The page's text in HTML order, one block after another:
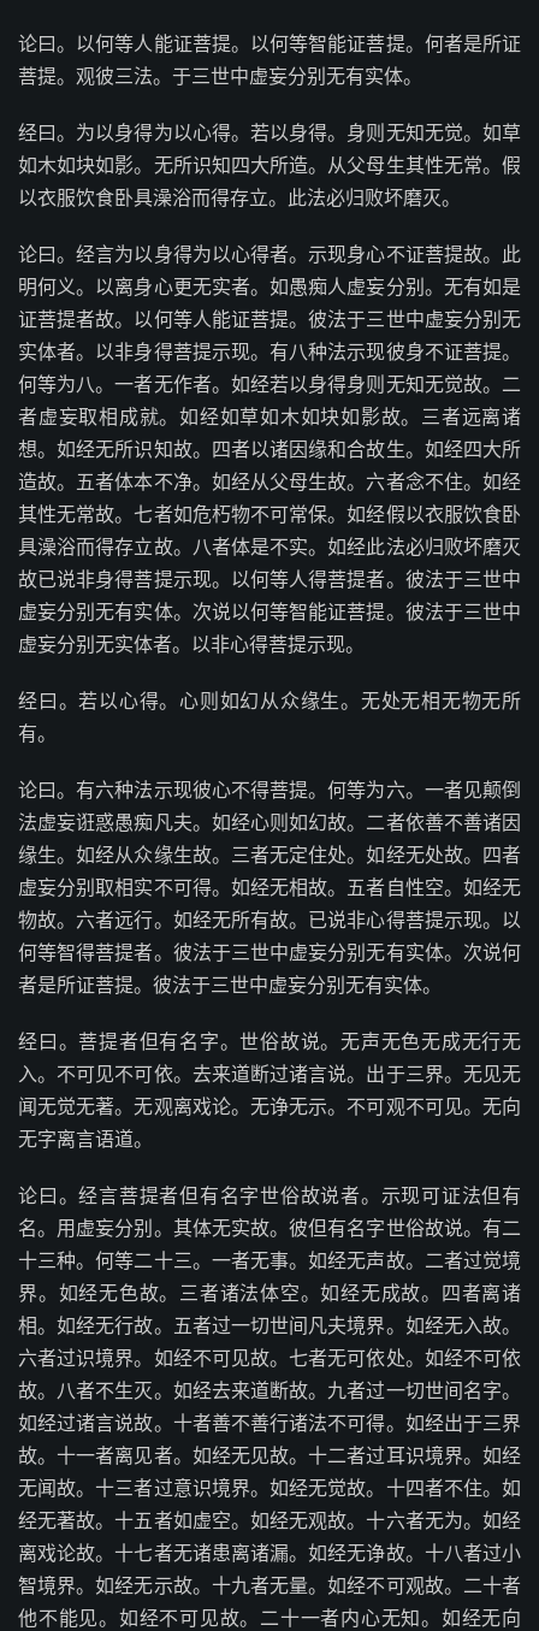
论曰。以何等人能证菩提。以何等智能证菩提。何者是所证
菩提。观彼三法。于三世中虚妄分别无有实体。
经曰。为以身得为以心得。若以身得。身则无知无觉。如草
如木如块如影。无所识知四大所造。从父母生其性无常。假
以衣服饮食卧具澡浴而得存立。此法必归败坏磨灭。
论曰。经言为以身得为以心得者。示现身心不证菩提故。此
明何义。以离身心更无实者。如愚痴人虚妄分别。无有如是
证菩提者故。以何等人能证菩提。彼法于三世中虚妄分别无
实体者。以非身得菩提示现。有八种法示现彼身不证菩提。
何等为八。一者无作者。如经若以身得身则无知无觉故。二
者虚妄取相成就。如经如草如木如块如影故。三者远离诸
想。如经无所识知故。四者以诸因缘和合故生。如经四大所
造故。五者体本不净。如经从父母生故。六者念不住。如经
其性无常故。七者如危朽物不可常保。如经假以衣服饮食卧
具澡浴而得存立故。八者体是不实。如经此法必归败坏磨灭
故已说非身得菩提示现。以何等人得菩提者。彼法于三世中
虚妄分别无有实体。次说以何等智能证菩提。彼法于三世中
虚妄分别无实体者。以非心得菩提示现。
经曰。若以心得。心则如幻从众缘生。无处无相无物无所
有。
论曰。有六种法示现彼心不得菩提。何等为六。一者见颠倒
法虚妄诳惑愚痴凡夫。如经心则如幻故。二者依善不善诸因
缘生。如经从众缘生故。三者无定住处。如经无处故。四者
虚妄分别取相实不可得。如经无相故。五者自性空。如经无
物故。六者远行。如经无所有故。已说非心得菩提示现。以
何等智得菩提者。彼法于三世中虚妄分别无有实体。次说何
者是所证菩提。彼法于三世中虚妄分别无有实体。
经曰。菩提者但有名字。世俗故说。无声无色无成无行无
入。不可见不可依。去来道断过诸言说。出于三界。无见无
闻无觉无著。无观离戏论。无诤无示。不可观不可见。无向
无字离言语道。
论曰。经言菩提者但有名字世俗故说者。示现可证法但有
名。用虚妄分别。其体无实故。彼但有名字世俗故说。有二
十三种。何等二十三。一者无事。如经无声故。二者过觉境
界。如经无色故。三者诸法体空。如经无成故。四者离诸
相。如经无行故。五者过一切世间凡夫境界。如经无入故。
六者过识境界。如经不可见故。七者无可依处。如经不可依
故。八者不生灭。如经去来道断故。九者过一切世间名字。
如经过诸言说故。十者善不善行诸法不可得。如经出于三界
故。十一者离见者。如经无见故。十二者过耳识境界。如经
无闻故。十三者过意识境界。如经无觉故。十四者不住。如
经无著故。十五者如虚空。如经无观故。十六者无为。如经
离戏论故。十七者无诸患离诸漏。如经无诤故。十八者过小
智境界。如经无示故。十九者无量。如经不可观故。二十者
他不能见。如经不可见故。二十一者内心无知。如经无向